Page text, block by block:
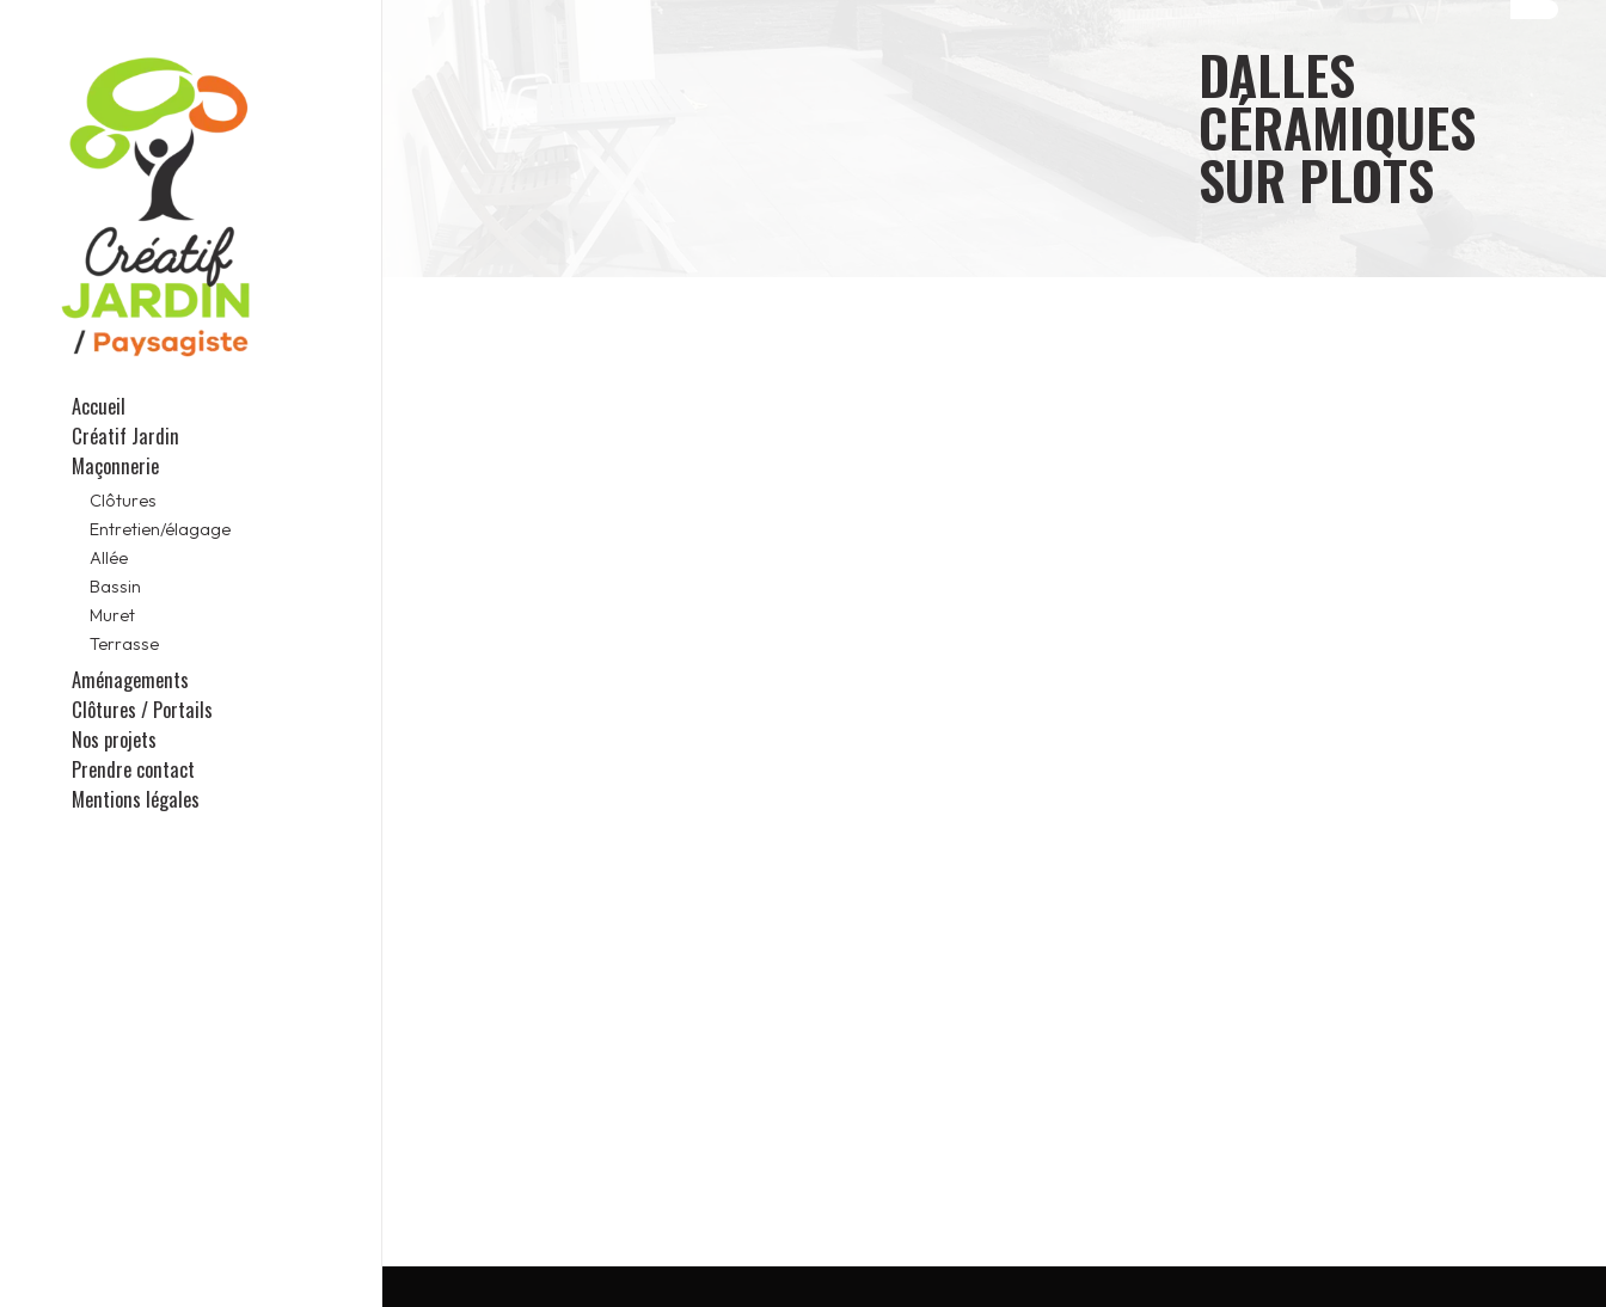
Accueil
Créatif Jardin
Maçonnerie
Clôtures
Entretien/élagage
Allée
Bassin
Muret
Terrasse
Aménagements
Clôtures / Portails
Nos projets
Prendre contact
Mentions légales
DALLES
CÉRAMIQUES
SUR PLOTS